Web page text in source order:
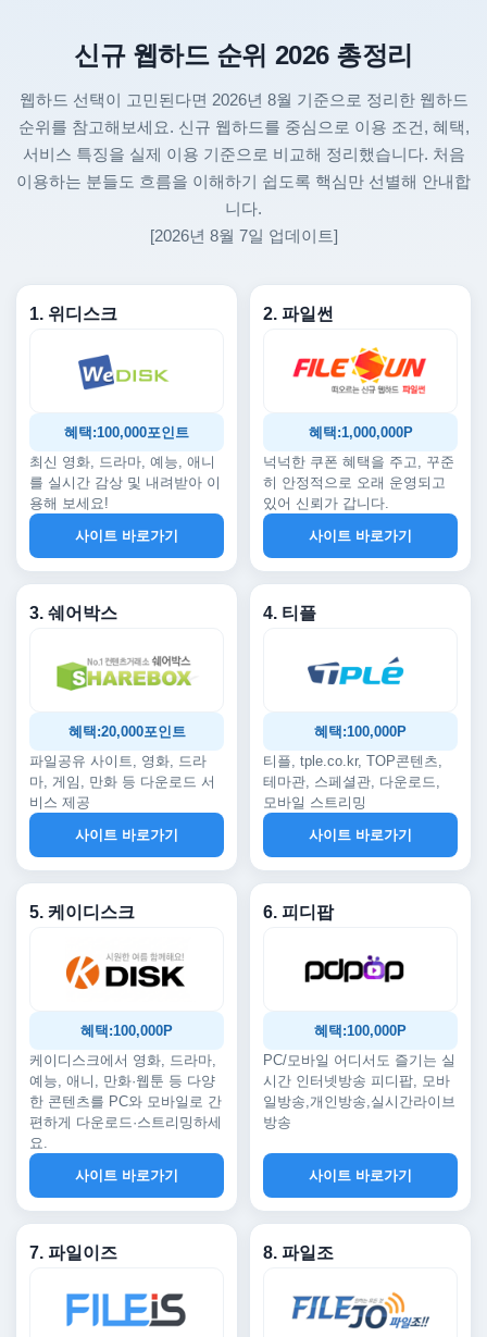
신규 웹하드 순위 2026 총정리
웹하드 선택이 고민된다면 2026년 8월 기준으로 정리한 웹하드
순위를 참고해보세요. 신규 웹하드를 중심으로 이용 조건, 혜택,
서비스 특징을 실제 이용 기준으로 비교해 정리했습니다. 처음
이용하는 분들도 흐름을 이해하기 쉽도록 핵심만 선별해 안내합
니다.
[2026년 8월 7일 업데이트]
1. 위디스크
혜택:100,000포인트
최신 영화, 드라마, 예능, 애니
를 실시간 감상 및 내려받아 이
용해 보세요!
사이트 바로가기
2. 파일썬
혜택:1,000,000P
넉넉한 쿠폰 혜택을 주고, 꾸준
히 안정적으로 오래 운영되고
있어 신뢰가 갑니다.
사이트 바로가기
3. 쉐어박스
혜택:20,000포인트
파일공유 사이트, 영화, 드라
마, 게임, 만화 등 다운로드 서
비스 제공
사이트 바로가기
4. 티플
혜택:100,000P
티플, tple.co.kr, TOP콘텐츠,
테마관, 스페셜관, 다운로드,
모바일 스트리밍
사이트 바로가기
5. 케이디스크
혜택:100,000P
케이디스크에서 영화, 드라마,
예능, 애니, 만화·웹툰 등 다양
한 콘텐츠를 PC와 모바일로 간
편하게 다운로드·스트리밍하세
요.
사이트 바로가기
6. 피디팝
혜택:100,000P
PC/모바일 어디서도 즐기는 실
시간 인터넷방송 피디팝, 모바
일방송,개인방송,실시간라이브
방송
사이트 바로가기
7. 파일이즈 8. 파일조